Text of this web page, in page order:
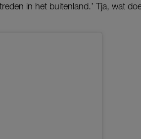
in het buitenland.’ Tja, wat